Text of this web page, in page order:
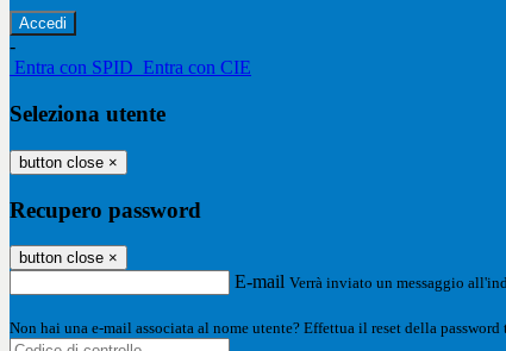
-
Entra con SPID Entra con CIE
Seleziona utente
button close ×
Recupero password
button close ×
E-mail Verrà inviato un messaggio
Non hai una e-mail associata al nome utente? Effettua il reset della password